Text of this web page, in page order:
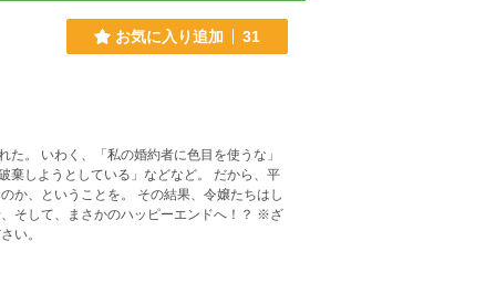
お気に入り追加 31
。 いわく、「私の婚約者に色目を使うな」
棄しようとしている」などなど。 だから、平
か、ということを。 その結果、令嬢たちはし
して、まさかのハッピーエンドへ！？ ※ざ
い。